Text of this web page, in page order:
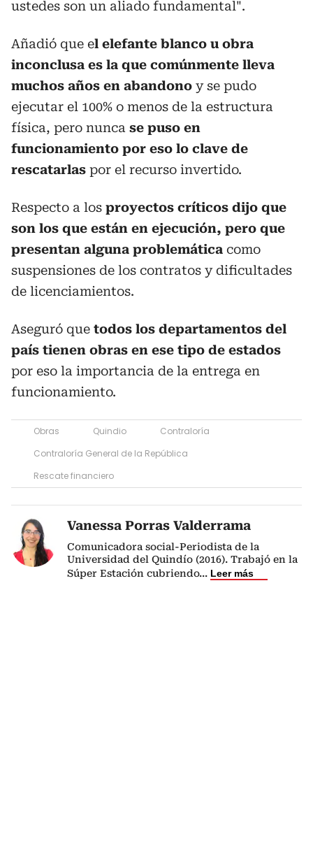
ustedes son un aliado fundamental".
Añadió que el elefante blanco u obra
inconclusa es la que comúnmente lleva
muchos años en abandono y se pudo
ejecutar el 100% o menos de la estructura
física, pero nunca se puso en
funcionamiento por eso lo clave de
rescatarlas por el recurso invertido.
Respecto a los proyectos críticos dijo que
son los que están en ejecución, pero que
presentan alguna problemática como
suspensiones de los contratos y dificultades
de licenciamientos.
Aseguró que todos los departamentos del
país tienen obras en ese tipo de estados
por eso la importancia de la entrega en
funcionamiento.
Obras Quindio
Contraloría
Contraloría General de la República
Rescate financiero
Vanessa Porras Valderrama
Comunicadora social-Periodista de la
Universidad del Quindío (2016). Trabajó en la
Súper Estación cubriendo... Leer más